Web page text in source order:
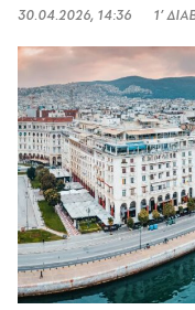
30.04.2026, 14:36 1’